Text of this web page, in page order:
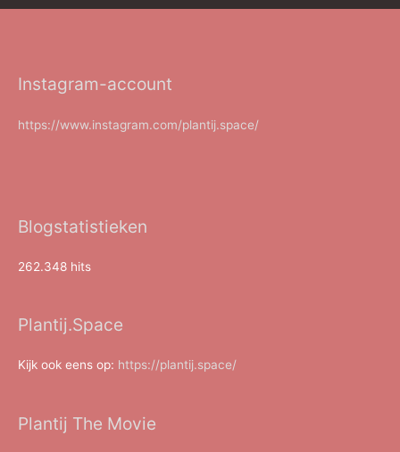
Instagram-account
https://www.instagram.com/plantij.space/
Blogstatistieken
262.348 hits
Plantij.Space
Kijk ook eens op: https://plantij.space/
Plantij The Movie